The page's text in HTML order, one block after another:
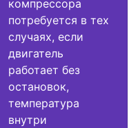
компрессора
потребуется в тех
случаях, если
двигатель
работает без
остановок,
температура
внутри